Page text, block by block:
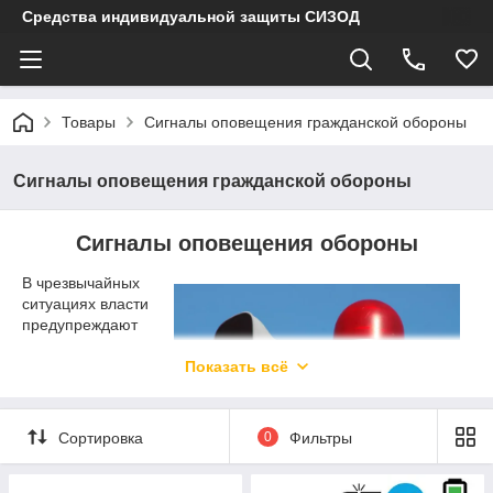
Средства индивидуальной защиты СИЗОД
Товары Сигналы оповещения гражданской обороны
Сигналы оповещения гражданской обороны
Сигналы оповещения обороны
В чрезвычайных
ситуациях власти
предупреждают
опасности для
населения с
помощью сигнала
общей тревоги и
Показать всё
Сортировка 0 Фильтры